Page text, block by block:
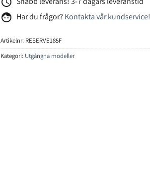
face Har du frågor? Kontakta vår kundservice!
Artikelnr: RESERVE185F
Kategori: Utgångna modeller